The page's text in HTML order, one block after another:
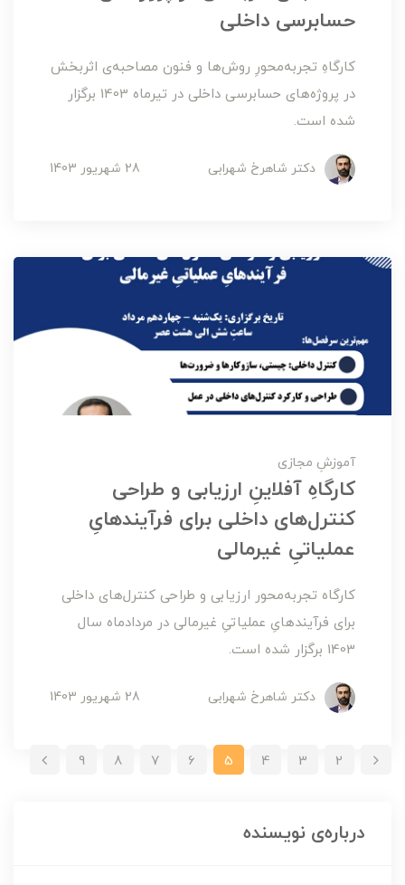
حسابرسی داخلی
کارگاهِ تجربه‌محورِ روش‌ها و فنون مصاحبه‌ی اثربخش
در پروژه‌های حسابرسی داخلی در تیرماه 1403 برگزار
شده است.
دکتر شاهرخ شهرابی 28 شهریور 1403
آموزشِ مجازی
کارگاهِ آفلاینِ ارزیابی و طراحی
کنترل‌های داخلی برای فرآیندهایِ
عملیاتیِ غیرمالی
کارگاه تجربه‌محور ارزیابی و طراحی کنترل‌های داخلی
برای فرآیندهایِ عملیاتیِ غیرمالی در مردادماه سال
1403 برگزار شده است.
دکتر شاهرخ شهرابی 28 شهریور 1403
2
3
4
5
6
7
8
9
درباره‌ی نویسنده